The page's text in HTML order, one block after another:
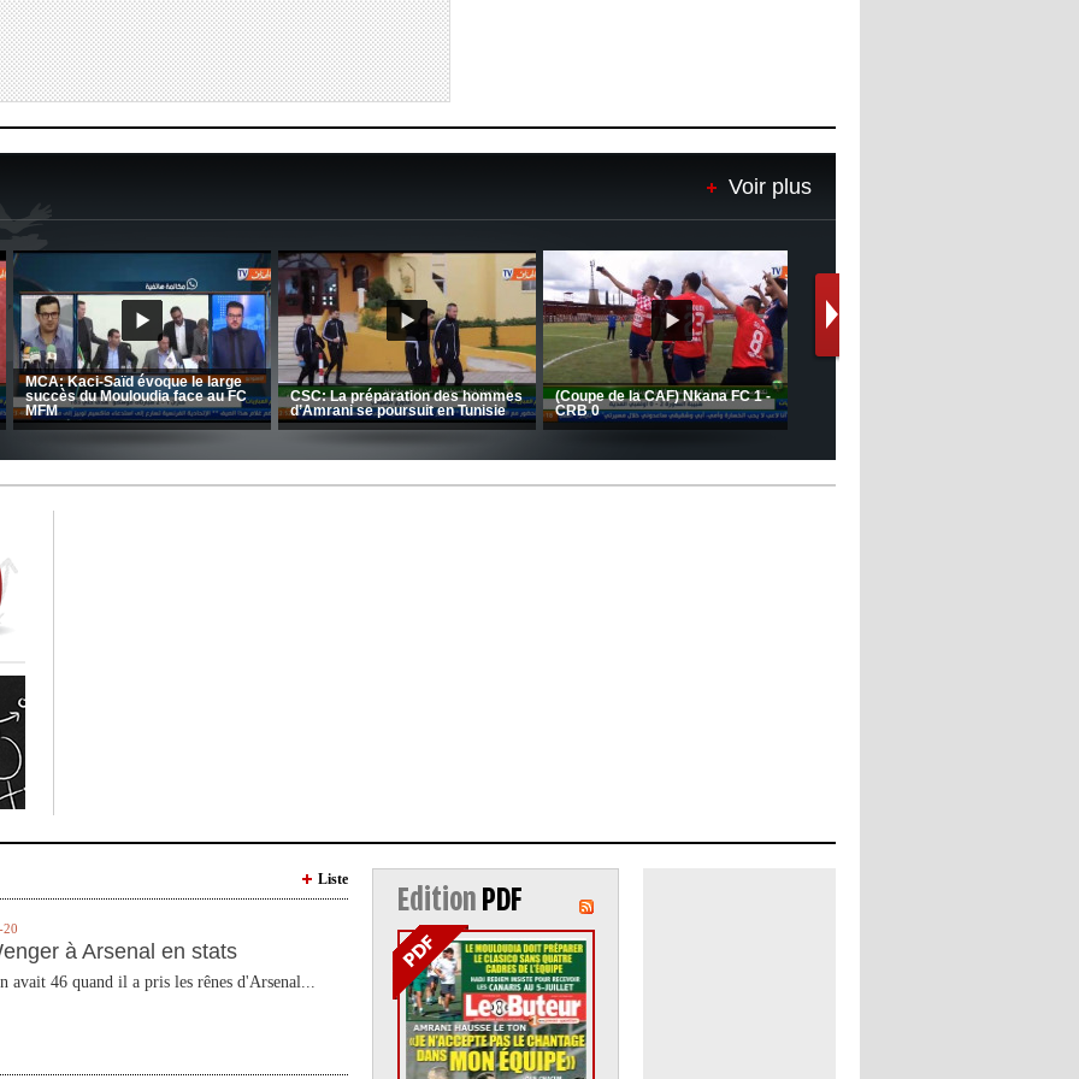
Voir plus
(Coupe de la CAF) Nkana FC 1 -
CRB 0
CSC: La préparation des hommes
d’Amrani se poursuit en Tunisie
MCA: Kaci-Saïd évoque le large
succès du Mouloudia face au FC
MFM
Liste
20
à Arsenal en stats
avait 46 quand il a pris les rênes d'Arsenal...
Edition PDF